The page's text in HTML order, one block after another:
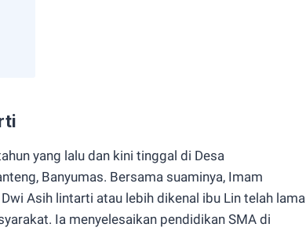
yang lalu dan kini tinggal di Desa
Banyumas. Bersama suaminya, Imam
Asih lintarti atau lebih dikenal ibu Lin telah lama
Ia menyelesaikan pendidikan SMA di